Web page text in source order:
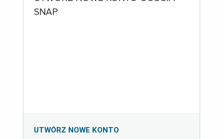
SNAP
UTWÓRZ NOWE KONTO